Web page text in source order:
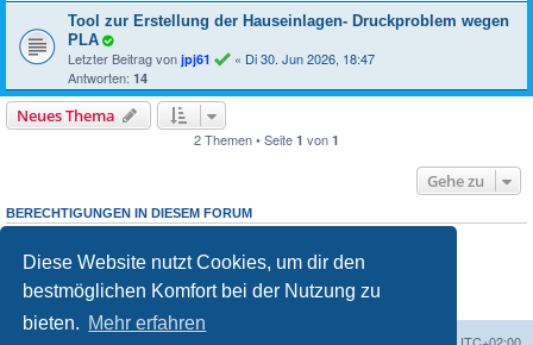
Diese Website nutzt Cookies, um dir den
bestmöglichen Komfort bei der Nutzung zu
bieten. Mehr erfahren
Tool zur Erstellung der Hauseinlagen- Druckproblem wegen
PLA
Letzter Beitrag von jpj61 « Di 30. Jun 2026, 18:47
Antworten: 14
Neues Thema
2 Themen • Seite 1 von 1
Gehe zu
BERECHTIGUNGEN IN DIESEM FORUM
Du darfst
neuen Themen in diesem Forum erstellen.
keine
Du darfst deine Beiträge in diesem Forumnichtändern.
Du darfst deine Beiträge in diesem Forum nicht löschen.
Du darfst keineDateianhänge in diesem Forum erstellen.
UTC+02:00